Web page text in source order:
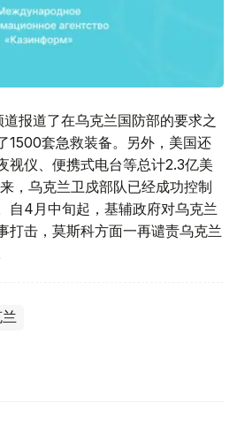
报道了在乌克兰国防部的要求之
1500套急救装备。另外，美国还
视仪、便携式电台等总计2.3亿美
，乌克兰卫戍部队已经成功控制
自4月中旬起，基辅政府对乌克兰
打击，莫斯科方面一再谴责乌克兰